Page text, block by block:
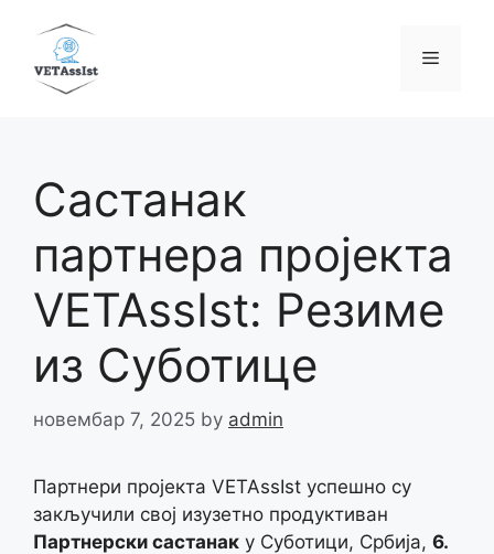
content
Menu
Састанак
партнера пројекта
VETAssIst: Резиме
из Суботице
новембар 7, 2025 by admin
Партнери пројекта VETAssIst успешно су
закључили свој изузетно продуктиван
Партнерски састанак у Суботици, Србија, 6.